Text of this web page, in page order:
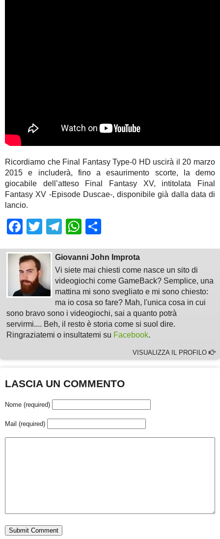
Ricordiamo che Final Fantasy Type-0 HD uscirà il 20 marzo
2015 e includerà, fino a esaurimento scorte, la demo
giocabile dell’atteso Final Fantasy XV, intitolata Final
Fantasy XV -Episode Duscae-, disponibile già dalla data di
lancio.
Facebook
TwitterTelegram
WhatsApp
Giovanni John Improta
Vi siete mai chiesti come nasce un sito di
videogiochi come GameBack? Semplice, una
mattina mi sono svegliato e mi sono chiesto:
ma io cosa so fare? Mah, l'unica cosa in cui
sono bravo sono i videogiochi, sai a quanto potrà
servirmi.... Beh, il resto è storia come si suol dire.
Ringraziatemi o insultatemi su Facebook.
VISUALIZZA IL PROFILO
LASCIA UN COMMENTO
Nome (required)
Mail (required)